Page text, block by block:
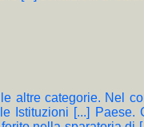
altre categorie. Nel
Istituzioni [...] Paese.